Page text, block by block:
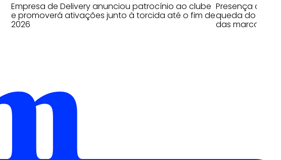
Empresa de Delivery anunciou patrocínio ao clube
e promoverá ativações junto à torcida até o fim de
2026
Presença de
queda do
das marcas